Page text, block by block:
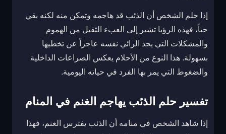
إذا حلم الشخص أن الذئب قد هاجمه وتمكن منه لكنه بقي
حياً، فهذه الرؤيا تشير إلى العبء الثقيل من الهموم
والمشكلات التي يجد الرائي نفسه عاجزاً عن تخطيها
بسهولة. هذا النوع من الأحلام يعكس الصراعات الداخلية
والضغوط التي يمر بها الفرد في حياته اليومية.
تفسير حلم الذئب يهاجم الغنم في المنام
إذا شاهد الشخص في منامه أن الذئب يفترس الغنم، فهذا